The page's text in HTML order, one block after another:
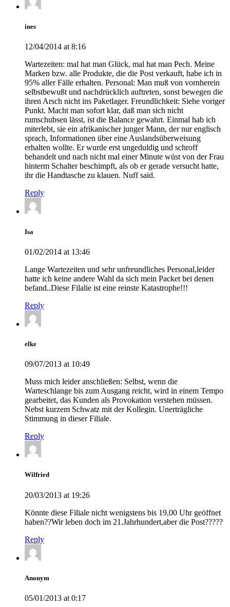
ines
12/04/2014 at 8:16
Wartezeiten: mal hat man Glück, mal hat man Pech. Meine
Marken bzw. alle Produkte, die die Post verkauft, habe ich in
95% aller Fälle erhalten. Personal: Man muß von vornherein
selbstbewußt und nachdrücklich auftreten, sonst bewegen die
ihren Arsch nicht ins Paketlager. Freundlichkeit: Siehe voriger
Punkt. Macht man sofort klar, daß man sich nicht
rumschubsen lässt, ist die Balance gewahrt. Einmal hab ich
miterlebt, sie ein afrikanischer junger Mann, der nur englisch
sprach, Informationen über eine Auslandsüberweisung
erhalten wollte. Er wurde erst ungeduldig und schroff
behandelt und nach nicht mal einer Minute wüst von der Frau
hinterm Schalter beschimpft, als ob er gerade versucht hatte,
ihr die Handtasche zu klauen. Nuff said.
Reply
Isa
01/02/2014 at 13:46
Lange Wartezeiten und sehr unfreundliches Personal,leider
hatte ich keine andere Wahl da sich mein Packet bei denen
befand..Diese Filalie ist eine reinste Katastrophe!!!
Reply
elke
09/07/2013 at 10:49
Muss mich leider anschließen: Selbst, wenn die
Warteschlange bis zum Ausgang reicht, wird in einem Tempo
gearbeitet, das Kunden als Provokation verstehen müssen.
Nebst kurzem Schwatz mit der Kollegin. Unerträgliche
Stimmung in dieser Filiale.
Reply
Wilfried
20/03/2013 at 19:26
Könnte diese Filiale nicht wenigstens bis 19,00 Uhr geöffnet
haben??Wir leben doch im 21.Jahrhundert,aber die Post?????
Reply
Anonym
05/01/2013 at 0:17